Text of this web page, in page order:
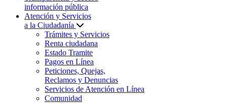
información pública
Atención y Servicios
a la Ciudadanía
Trámites y Servicios
Renta ciudadana
Estado Tramite
Pagos en Línea
Peticiones, Quejas,
Reclamos y Denuncias
Servicios de Atención en Línea
Comunidad